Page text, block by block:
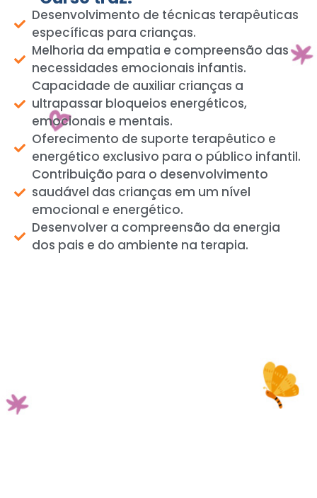
Desenvolvimento de técnicas terapêuticas
específicas para crianças.
Melhoria da empatia e compreensão das
necessidades emocionais infantis.
Capacidade de auxiliar crianças a
ultrapassar bloqueios energéticos,
emocionais e mentais.
Oferecimento de suporte terapêutico e
energético exclusivo para o público infantil.
Contribuição para o desenvolvimento
saudável das crianças em um nível
emocional e energético.
Desenvolver a compreensão da energia
dos pais e do ambiente na terapia.